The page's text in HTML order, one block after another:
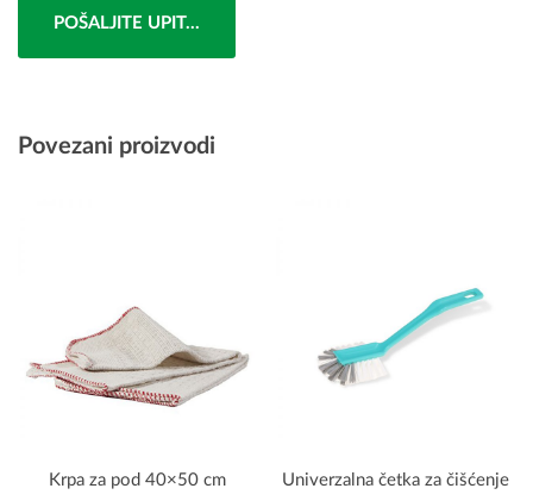
POŠALJITE UPIT...
Povezani proizvodi
Krpa za pod 40×50 cm Univerzalna četka za čišćenje